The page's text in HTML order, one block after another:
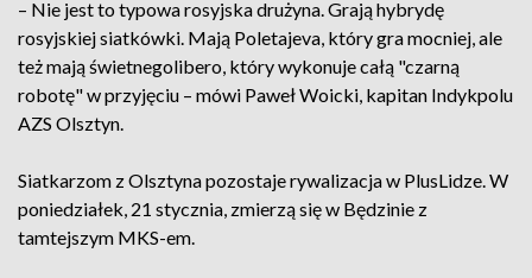
– Nie jest to typowa rosyjska drużyna. Grają hybrydę
rosyjskiej siatkówki. Mają Poletajeva, który gra mocniej, ale
też mają świetnegolibero, który wykonuje całą "czarną
robotę" w przyjęciu – mówi Paweł Woicki, kapitan Indykpolu
AZS Olsztyn.
Siatkarzom z Olsztyna pozostaje rywalizacja w PlusLidze. W
poniedziałek, 21 stycznia, zmierzą się w Będzinie z
tamtejszym MKS-em.